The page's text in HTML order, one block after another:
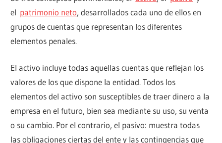
el patrimonio neto, desarrollados cada uno de ellos en
grupos de cuentas que representan los diferentes
elementos penales.
El activo incluye todas aquellas cuentas que reflejan los
valores de los que dispone la entidad. Todos los
elementos del activo son susceptibles de traer dinero a la
empresa en el futuro, bien sea mediante su uso, su venta
o su cambio. Por el contrario, el pasivo: muestra todas
las obligaciones ciertas del ente y las contingencias que